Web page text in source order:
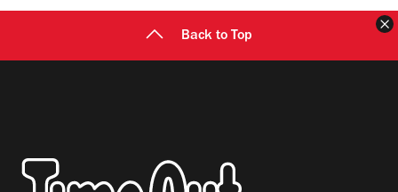
Back to Top